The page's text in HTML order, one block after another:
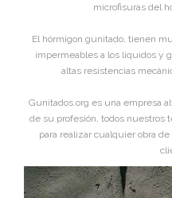
microfisuras del
El hórmigon gunitado, tienen
impermeables a los líquidos y
altas resistencias
Gunitados.org es una empresa
de su profesión, todos nuestros
para realizar cualquier obra